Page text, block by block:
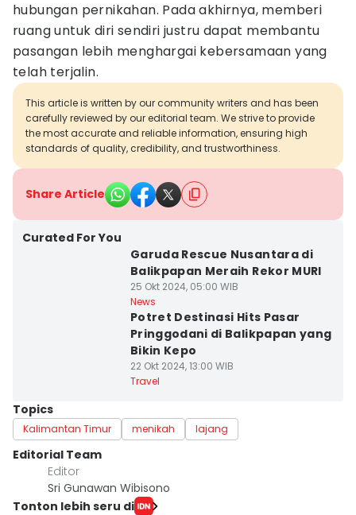
hubungan pernikahan. Pada akhirnya, memberi
ruang untuk diri sendiri justru dapat membantu
pasangan lebih menghargai kebersamaan yang
telah terjalin.
This article is written by our community writers and has been
carefully reviewed by our editorial team. We strive to provide
the most accurate and reliable information, ensuring high
standards of quality, credibility, and trustworthiness.
Share Article
Curated For You
Garuda Rescue Nusantara di
Balikpapan Meraih Rekor MURI
25 Okt 2024, 05:00 WIB
News
Potret Destinasi Hits Pasar
Pringgodani di Balikpapan yang
Bikin Kepo
22 Okt 2024, 13:00 WIB
Travel
Topics
Kalimantan Timur menikah lajang
Editorial Team
Editor
Sri Gunawan Wibisono
Tonton lebih seru di